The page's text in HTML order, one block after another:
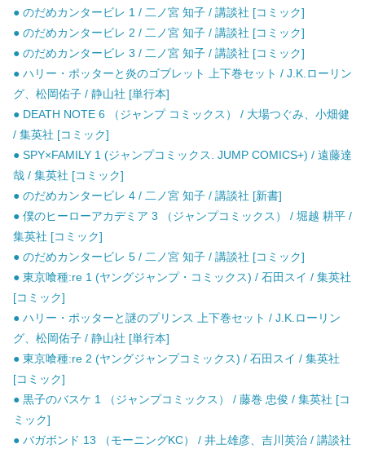
● のだめカンタービレ 1 / 二ノ宮 知子 / 講談社 [コミック]
● のだめカンタービレ 2 / 二ノ宮 知子 / 講談社 [コミック]
● のだめカンタービレ 3 / 二ノ宮 知子 / 講談社 [コミック]
● ハリー・ポッターと炎のゴブレット 上下巻セット / J.K.ローリン
グ、松岡佑子 / 静山社 [単行本]
● DEATH NOTE 6 （ジャンプ コミックス） / 大場つぐみ、小畑健
/ 集英社 [コミック]
● SPY×FAMILY 1 (ジャンプコミックス. JUMP COMICS+) / 遠藤達
哉 / 集英社 [コミック]
● のだめカンタービレ 4 / 二ノ宮 知子 / 講談社 [新書]
● 僕のヒーローアカデミア 3 （ジャンプコミックス） / 堀越 耕平 /
集英社 [コミック]
● のだめカンタービレ 5 / 二ノ宮 知子 / 講談社 [コミック]
● 東京喰種:re 1 (ヤングジャンプ・コミックス) / 石田スイ / 集英社
[コミック]
● ハリー・ポッターと謎のプリンス 上下巻セット / J.K.ローリン
グ、松岡佑子 / 静山社 [単行本]
● 東京喰種:re 2 (ヤングジャンプコミックス) / 石田スイ / 集英社
[コミック]
● 黒子のバスケ 1 （ジャンプコミックス） / 藤巻 忠俊 / 集英社 [コ
ミック]
● バガボンド 13 （モーニングKC） / 井上雄彦、吉川英治 / 講談社